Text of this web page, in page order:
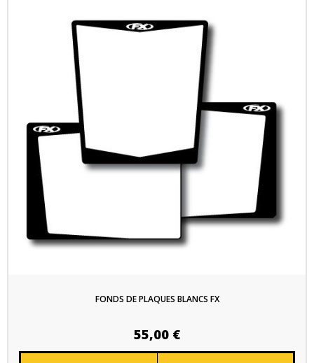
FONDS DE PLAQUES BLANCS FX
55,00 €